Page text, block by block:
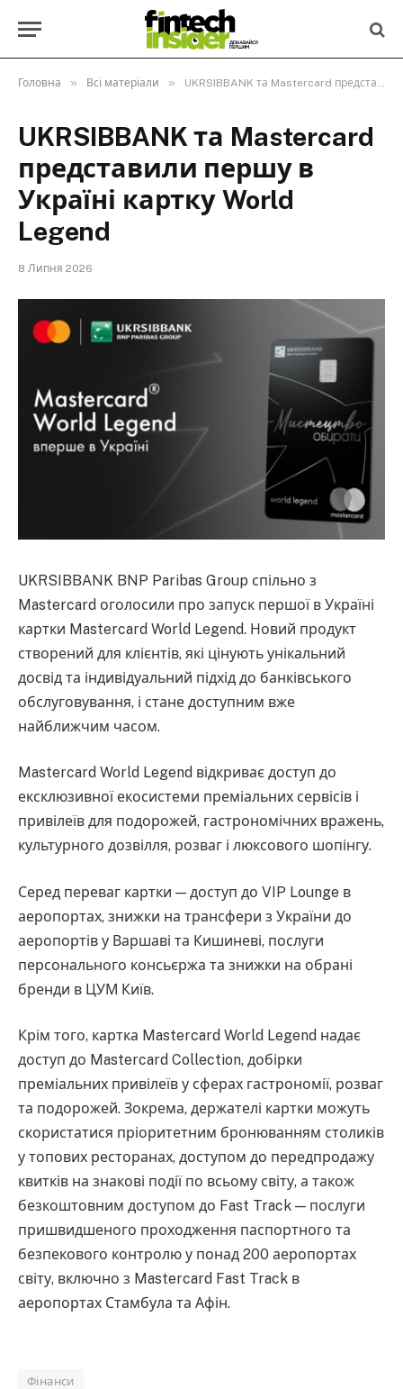
Головна » Всі матеріали » UKRSIBBANK та Mastercard представили першу в Україні картку World Legend
UKRSIBBANK та Mastercard
представили першу в
Україні картку World
Legend
8 Липня 2026
UKRSIBBANK BNP Paribas Group спільно з
Mastercard оголосили про запуск першої в Україні
картки Mastercard World Legend. Новий продукт
створений для клієнтів, які цінують унікальний
досвід та індивідуальний підхід до банківського
обслуговування, і стане доступним вже
найближчим часом.
Mastercard World Legend відкриває доступ до
ексклюзивної екосистеми преміальних сервісів і
привілеїв для подорожей, гастрономічних вражень,
культурного дозвілля, розваг і люксового шопінгу.
Серед переваг картки — доступ до VIP Lounge в
аеропортах, знижки на трансфери з України до
аеропортів у Варшаві та Кишиневі, послуги
персонального консьєржа та знижки на обрані
бренди в ЦУМ Київ.
Крім того, картка Mastercard World Legend надає
доступ до Mastercard Collection, добірки
преміальних привілеїв у сферах гастрономії, розваг
та подорожей. Зокрема, держателі картки можуть
скористатися пріоритетним бронюванням столиків
у топових ресторанах, доступом до передпродажу
квитків на знакові події по всьому світу, а також
безкоштовним доступом до Fast Track — послуги
пришвидшеного проходження паспортного та
безпекового контролю у понад 200 аеропортах
світу, включно з Mastercard Fast Track в
аеропортах Стамбула та Афін.
Фінанси